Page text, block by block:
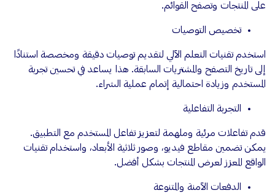
على المنتجات وتصفح القوائم.
تخصيص التوصيات
استخدم تقنيات التعلم الآلي لتقديم توصيات دقيقة ومخصصة استنادًا
إلى تاريخ التصفح والمشتريات السابقة. هذا يساعد في تحسين تجربة
المستخدم وزيادة احتمالية إتمام عملية الشراء.
التجربة التفاعلية
قدم تفاعلات مرئية وملهمة لتعزيز تفاعل المستخدم مع التطبيق.
يمكن تضمين مقاطع فيديو، وصور ثلاثية الأبعاد، واستخدام تقنيات
الواقع المعزز لعرض المنتجات بشكل أفضل.
الدفعات الآمنة والمتنوعة